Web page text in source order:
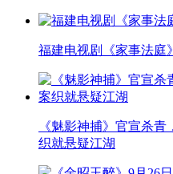
福建电视剧《家事法庭
《魅影神捕》官宣杀
织就悬疑江湖